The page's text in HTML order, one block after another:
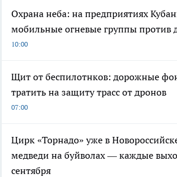
Охрана неба: на предприятиях
мобильные огневые группы против
10:00
Щит от беспилотнков: дорожные
тратить на защиту трасс от дронов
07:00
Цирк «Торнадо» уже в
медведи на буйволах — каждые
сентября